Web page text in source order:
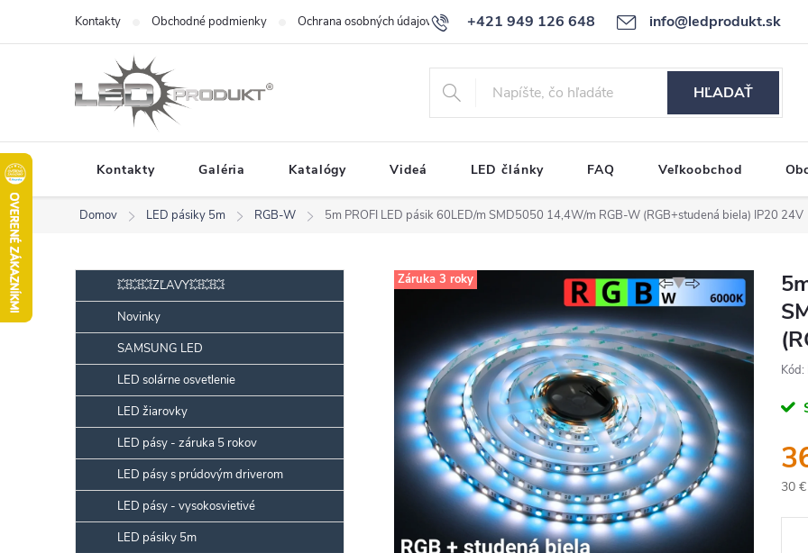
obsah
+421 949 126 648 info@ledprodukt.sk
Kontakty Obchodné podmienky Ochrana osobných údajov Reklamačný poriadok
HĽADAŤ
Kontakty Galéria Katalógy Videá LED články FAQ Veľkoobchod
Domov LED pásiky 5m RGB-W 5m PROFI LED pásik 60LED/m SMD5050 14,4W/m RGB-W (RGB+studená biela) IP20 24V
o
č
n
a
n
e
Preskočiť
kategórie💥💥💥ZĽAVY💥💥💥
Novinky
SAMSUNG LED
LED solárne osvetlenie
LED žiarovky
LED pásy - záruka 5 rokov
LED pásy s prúdovým driverom
LED pásy - vysokosvietivé
LED pásiky 5m
Záruka 3 roky
Kód:
30
cena: